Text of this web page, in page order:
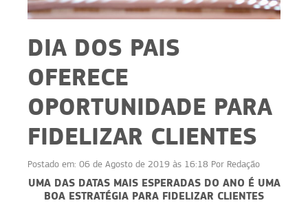
DIA DOS PAIS
OFERECE
OPORTUNIDADE PARA
FIDELIZAR CLIENTES
Postado em: 06 de Agosto de 2019 às 16:18 Por Redação
UMA DAS DATAS MAIS ESPERADAS DO ANO É UMA
BOA ESTRATÉGIA PARA FIDELIZAR CLIENTES